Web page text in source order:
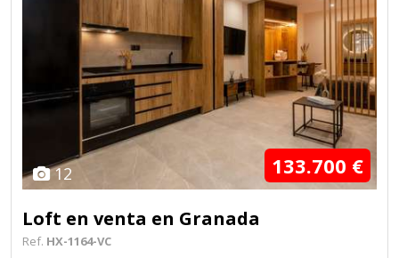
12 133.700 €
Loft en venta en Granada
Ref. HX-1164-VC